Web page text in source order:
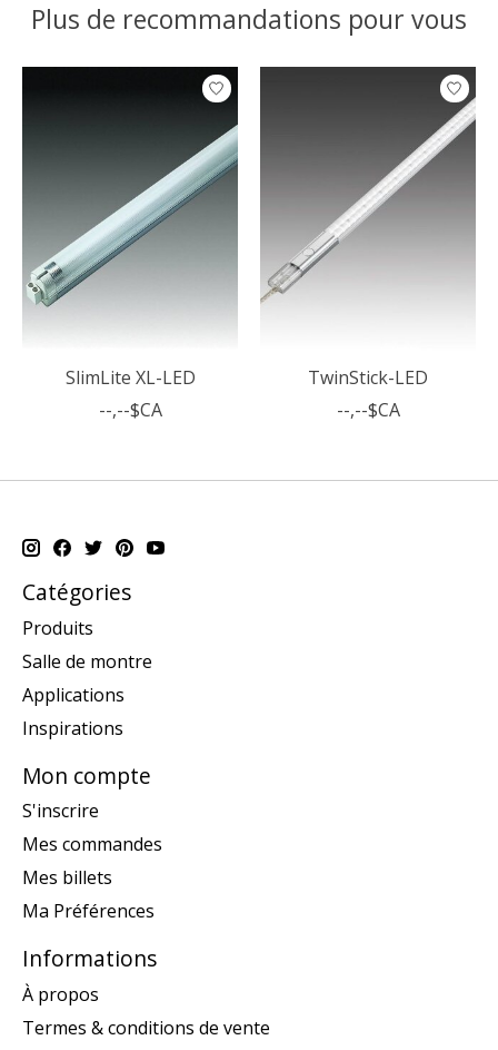
Plus de recommandations pour vous
Articles du carrousel de produits
SlimLite XL-LED
--,--$CA
TwinStick-LED
--,--$CA
Catégories
Produits
Salle de montre
Applications
Inspirations
Mon compte
S'inscrire
Mes commandes
Mes billets
Ma Préférences
Informations
À propos
Termes & conditions de vente